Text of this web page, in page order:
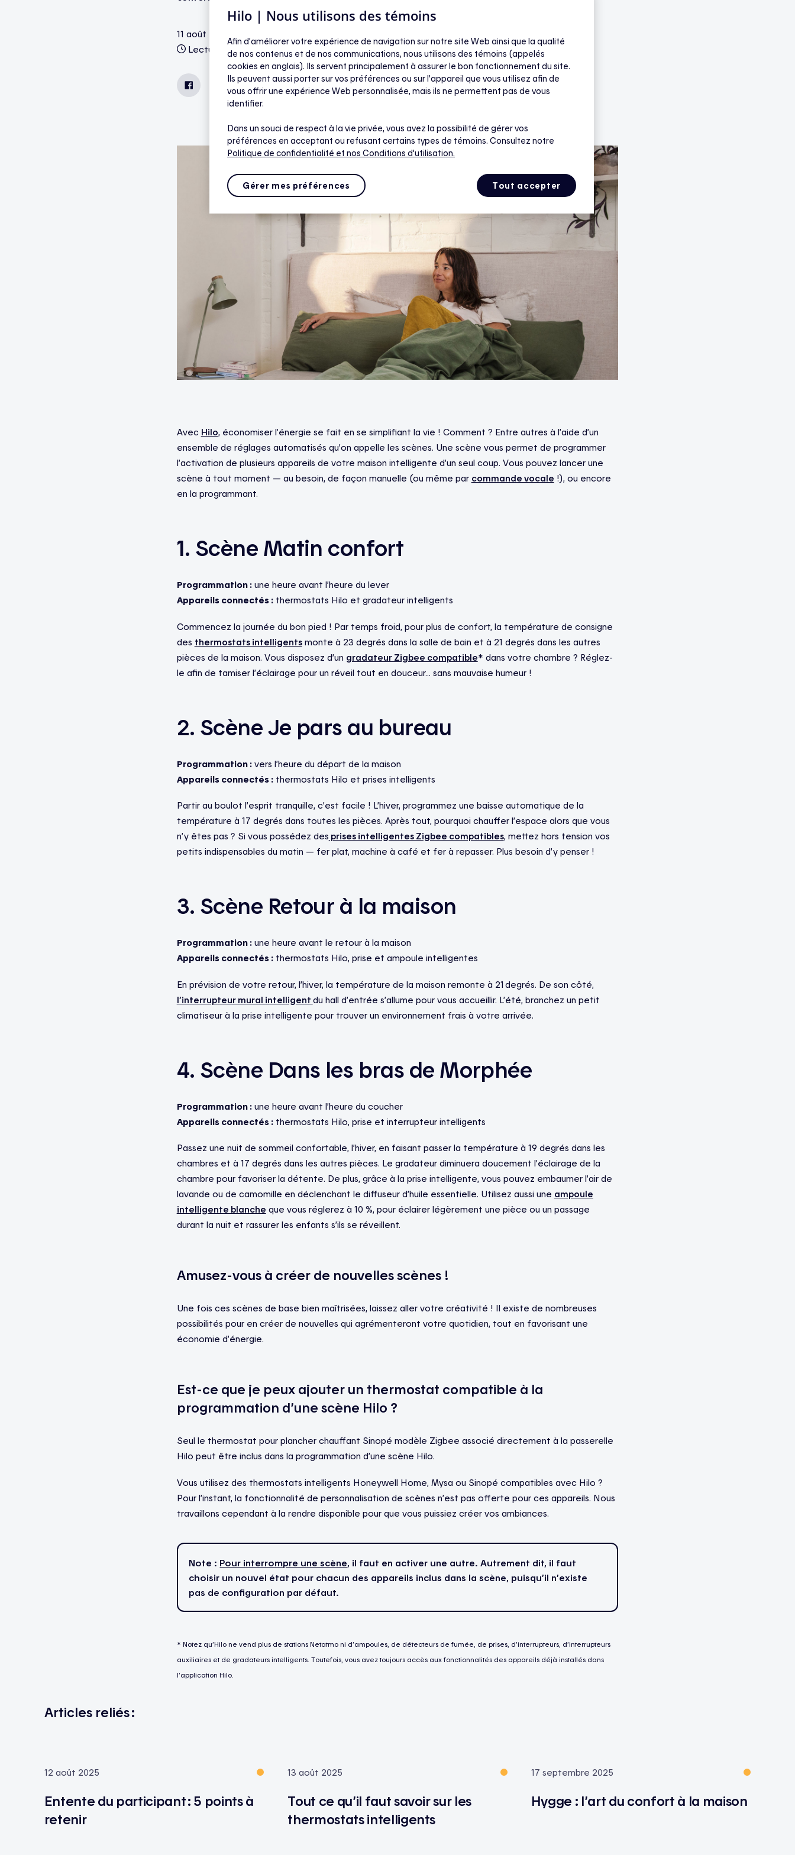
11 août 2025
Lecture de 2 minutes
FacebookLinkedIn
Avec Hilo, économiser l’énergie se fait en se simplifiant la vie ! Comment ? Entre autres à l’aide d’un
ensemble de réglages automatisés qu’on appelle les scènes. Une scène vous permet de programmer
l’activation de plusieurs appareils de votre maison intelligente d’un seul coup. Vous pouvez lancer une
scène à tout moment — au besoin, de façon manuelle (ou même par commande vocale !), ou encore
en la programmant.
1. Scène Matin confort
Programmation :une heure avant l’heure du lever
Appareils connectés :thermostats Hilo et gradateur intelligents
Commencez la journée du bon pied ! Par temps froid, pour plus de confort, la température de consigne
des thermostats intelligentsmonte à 23 degrés dans la salle de bain et à 21 degrés dans les autres
pièces de la maison. Vous disposez d’un gradateur Zigbee compatible* dans votre chambre ? Réglez-
le afin de tamiser l’éclairage pour un réveil tout en douceur… sans mauvaise humeur !
2. Scène Je pars au bureau
Programmation :vers l’heure du départ de la maison
Appareils connectés :thermostats Hilo et prises intelligents
Partir au boulot l’esprit tranquille, c’est facile ! L’hiver, programmez une baisse automatique de la
température à 17 degrés dans toutes les pièces. Après tout, pourquoi chauffer l’espace alors que vous
n’y êtes pas ? Si vous possédez des prises intelligentes Zigbee compatibles, mettez hors tension vos
petits indispensables du matin — fer plat, machine à café et fer à repasser. Plus besoin d’y penser !
3. Scène Retour à la maison
Programmation :une heure avant le retour à la maison
Appareils connectés :thermostats Hilo, prise et ampoule intelligentes
En prévision de votre retour, l’hiver, la température de la maison remonte à 21 degrés. De son côté,
l’interrupteur mural intelligent du hall d’entrée s’allume pour vous accueillir. L’été, branchez un petit
climatiseur à la prise intelligente pour trouver un environnement frais à votre arrivée.
4. Scène Dans les bras de Morphée
Programmation :une heure avant l’heure du coucher
Appareils connectés :thermostats Hilo, prise et interrupteur intelligents
Passez une nuit de sommeil confortable, l’hiver, en faisant passer la température à 19 degrés dans les
chambres et à 17 degrés dans les autres pièces. Le gradateur diminuera doucement l’éclairage de la
chambre pour favoriser la détente. De plus, grâce à la prise intelligente, vous pouvez embaumer l’air de
lavande ou de camomille en déclenchant le diffuseur d’huile essentielle. Utilisez aussi une ampoule
intelligente blanche que vous réglerez à 10 %, pour éclairer légèrement une pièce ou un passage
durant la nuit et rassurer les enfants s’ils se réveillent.
Amusez-vous à créer de nouvelles scènes !
Une fois ces scènes de base bien maîtrisées, laissez aller votre créativité ! Il existe de nombreuses
possibilités pour en créer de nouvelles qui agrémenteront votre quotidien, tout en favorisant une
économie d’énergie.
Est-ce que je peux ajouter un thermostat compatible à la
programmation d’une scène Hilo ?
Seul le thermostat pour plancher chauffant Sinopé modèle Zigbee associé directement à la passerelle
Hilo peut être inclus dans la programmation d’une scène Hilo.
Vous utilisez des thermostats intelligents Honeywell Home, Mysa ou Sinopé compatibles avec Hilo ?
Pour l’instant, la fonctionnalité de personnalisation de scènes n’est pas offerte pour ces appareils. Nous
travaillons cependant à la rendre disponible pour que vous puissiez créer vos ambiances.
Note : Pour interrompre une scène, il faut en activer une autre. Autrement dit, il faut
choisir un nouvel état pour chacun des appareils inclus dans la scène, puisqu’il n’existe
pas de configuration par défaut.
* Notez qu’Hilo ne vend plus de stations Netatmo ni d’ampoules, de détecteurs de fumée, de prises, d’interrupteurs, d’interrupteurs
auxiliaires et de gradateurs intelligents. Toutefois, vous avez toujours accès aux fonctionnalités des appareils déjà installés dans
l’application Hilo.
Articles reliés :
12 août 2025
Entente du participant : 5 points à
retenir
13 août 2025
Tout ce qu’il faut savoir sur les
thermostats intelligents
17 septembre 2025
Hygge : l’art du confort à la maison
Hilo | Nous utilisons des témoins
Afin d’améliorer votre expérience de navigation sur notre site Web ainsi que la qualité
de nos contenus et de nos communications, nous utilisons des témoins (appelés
cookies en anglais). Ils servent principalement à assurer le bon fonctionnement du site.
Ils peuvent aussi porter sur vos préférences ou sur l’appareil que vous utilisez afin de
vous offrir une expérience Web personnalisée, mais ils ne permettent pas de vous
identifier.
Dans un souci de respect à la vie privée, vous avez la possibilité de gérer vos
préférences en acceptant ou refusant certains types de témoins. Consultez notre
Politique de confidentialité et nos Conditions d'utilisation.
Tout accepter
Gérer mes préférences